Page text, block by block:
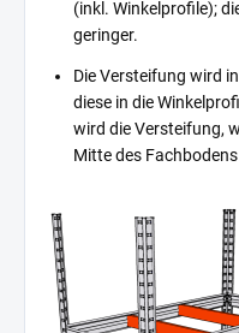
(inkl. Winkelprofile);
geringer.
Die Versteifung wird
diese in die
wird die Versteifung,
Mitte des